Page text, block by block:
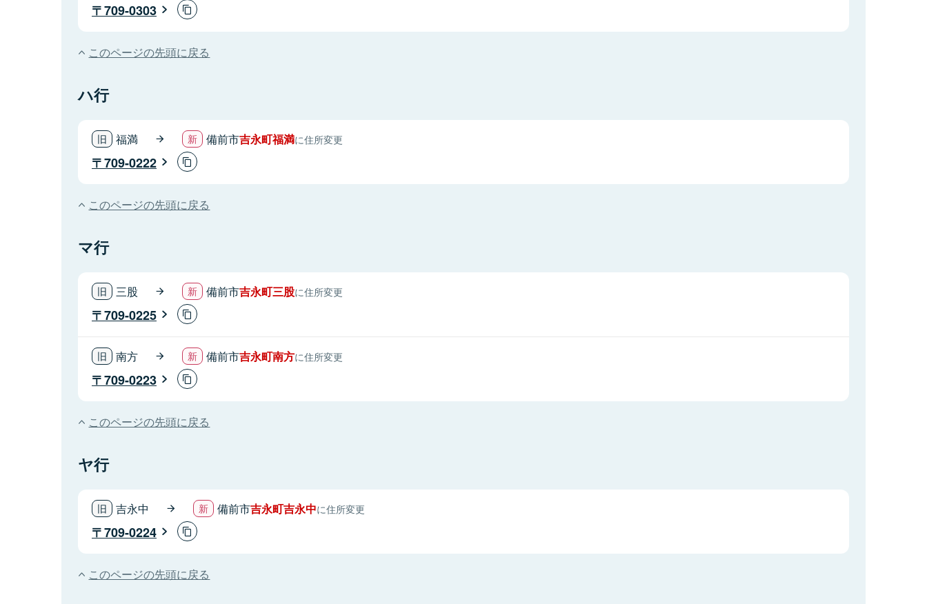
709-0303
このページの先頭に戻る
ハ行
福満 備前市吉永町福満に住所変更
709-0222
このページの先頭に戻る
マ行
三股 備前市吉永町三股に住所変更
709-0225
南方 備前市吉永町南方に住所変更
709-0223
このページの先頭に戻る
ヤ行
吉永中 備前市吉永町吉永中に住所変更
709-0224
このページの先頭に戻る